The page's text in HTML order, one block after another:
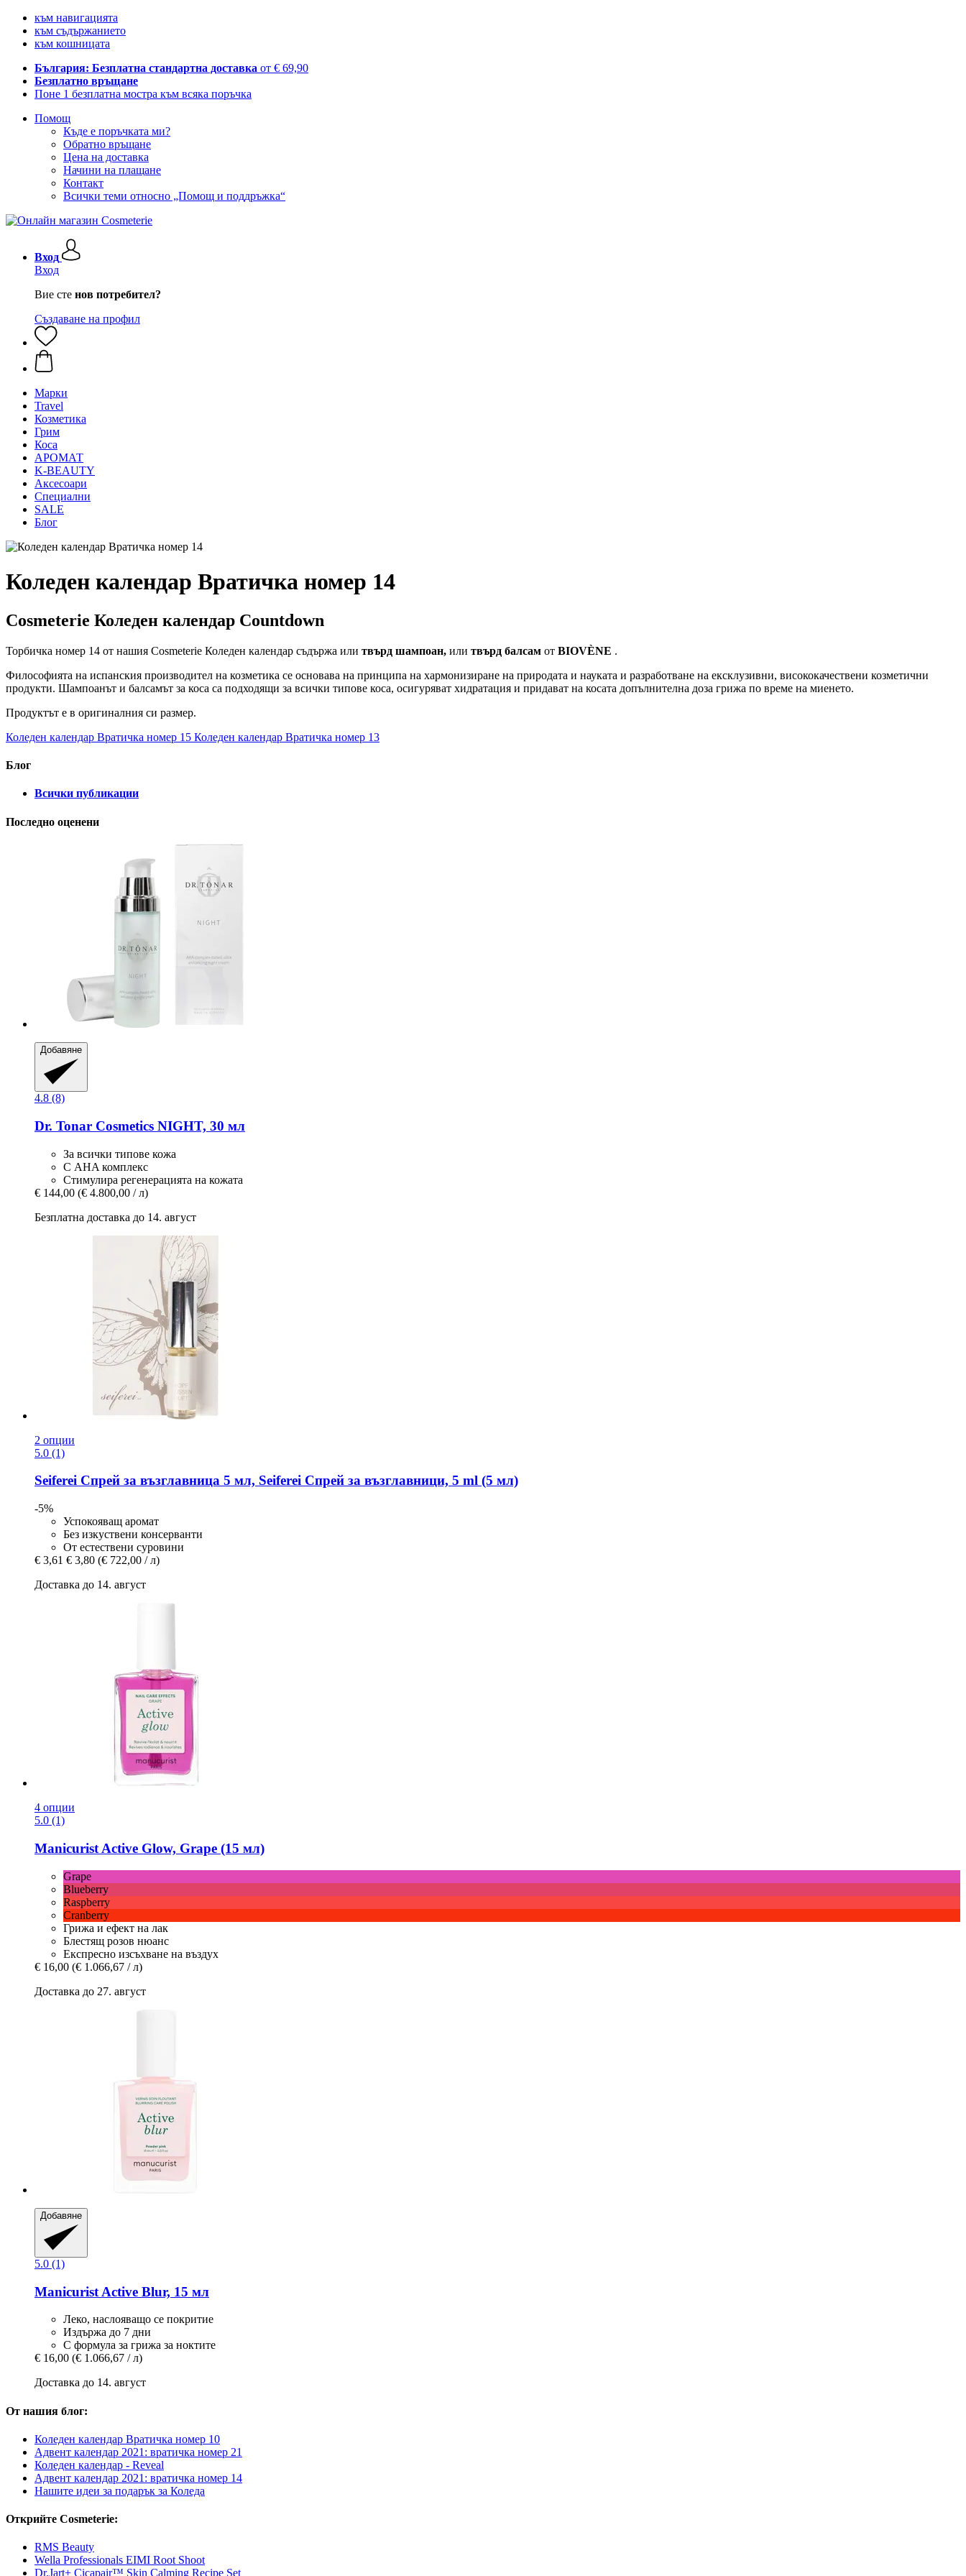
към навигацията
към съдържанието
към кошницата
България: Безплатна стандартна доставка от € 69,90
Безплатно връщане
Поне 1 безплатна мостра към всяка поръчка
Помощ
Къде е поръчката ми?
Обратно връщане
Цена на доставка
Начини на плащане
Контакт
Всички теми относно „Помощ и поддръжка“
Вход
Вход
Вие сте нов потребител?
Създаване на профил
Mарки
Travel
Козметика
Грим
Коса
АРОМАТ
K-BEAUTY
Аксесоари
Специални
SALE
Блог
Коледен календар Вратичка номер 14
Cosmeterie Коледен календар Countdown
Торбичка номер 14 от нашия Cosmeterie Коледен календар съдържа или твърд шампоан, или твърд балсам от BIOVÈNE .
Философията на испанския производител на козметика се основава на принципа на хармонизиране на природата и науката и разработване на ексклузивни, висококачествени козметични
продукти. Шампоанът и балсамът за коса са подходящи за всички типове коса, осигуряват хидратация и придават на косата допълнителна доза грижа по време на миенето.
Продуктът е в оригиналния си размер.
Коледен календар Вратичка номер 15 Коледен календар Вратичка номер 13
Блог
Всички публикации
Последно оценени
Добавяне
4.8 (8)
Dr. Tonar Cosmetics NIGHT, 30 мл
За всички типове кожа
С AHA комплекс
Стимулира регенерацията на кожата
€ 144,00 (€ 4.800,00 / л)
Безплатна доставка до 14. август
2 опции
5.0 (1)
Seiferei Спрей за възглавница 5 мл, Seiferei Спрей за възглавници, 5 ml (5 мл)
-5%
Успокояващ аромат
Без изкуствени консерванти
От естествени суровини
€ 3,61 € 3,80 (€ 722,00 / л)
Доставка до 14. август
4 опции
5.0 (1)
Manicurist Active Glow, Grape (15 мл)
Grape
Blueberry
Raspberry
Cranberry
Грижа и ефект на лак
Блестящ розов нюанс
Експресно изсъхване на въздух
€ 16,00 (€ 1.066,67 / л)
Доставка до 27. август
Добавяне
5.0 (1)
Manicurist Active Blur, 15 мл
Леко, наслояващо се покритие
Издържа до 7 дни
С формула за грижа за ноктите
€ 16,00 (€ 1.066,67 / л)
Доставка до 14. август
От нашия блог:
Коледен календар Вратичка номер 10
Адвент календар 2021: вратичка номер 21
Коледен календар - Reveal
Адвент календар 2021: вратичка номер 14
Нашите идеи за подарък за Коледа
Открийте Cosmeterie:
RMS Beauty
Wella Professionals EIMI Root Shoot
Dr.Jart+ Cicapair™ Skin Calming Recipe Set